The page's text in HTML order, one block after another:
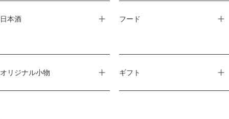
日本酒 フード
オリジナル小物 ギフト